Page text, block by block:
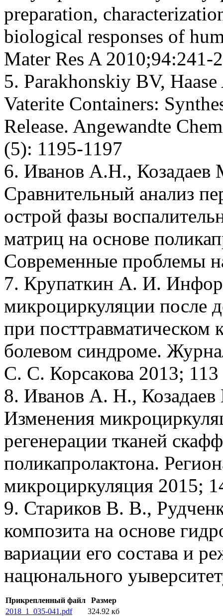
preparation,
biological responses of
Mater Res A 2010;94:241-
5. Parakhonskiy BV,
Vaterite Containers:
Release. Angewandte
(5): 1195-1197
6. Иванов A.H.,
Сравнительный анализ
острой фазы
матриц на основе
Современные проблемы
7. Крупаткин А. И.
микроциркуляции после
при посттравматическом
болевом синдроме.
С. С. Корсакова 2013;
8. Иванов A. H.,
Изменения
регенерации тканей
поликапролактона.
микроциркуляция 2015;
9. Стариков В. В.,
композита на основе
вариации его состава и
нацюнального
Прикрепленный файл
Размер
2018_1_035-041.pdf
324.92 кб